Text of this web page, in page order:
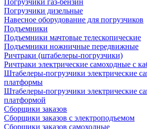
Погрузчики газ-бензин
Погрузчики дизельные
Навесное оборудование для погрузчиков
Подъемники
Подъемники мачтовые телескопические
Подъемники ножничные передвижные
Ричтраки (штабелеры-погрузчики)
Ричтраки электрические самоходные с
Штабелеры-погрузчики электрические
платформы
Штабелеры-погрузчики электрические
платформой
Сборщики заказов
Сборщики заказов с электроподъемом
Сборщики заказов самоходные